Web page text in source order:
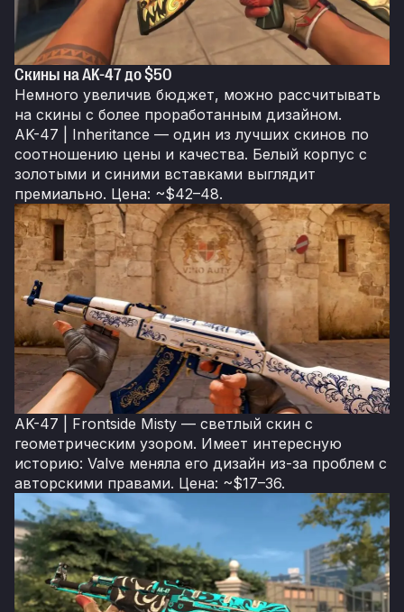
Скины на AK-47 до $50
Немного увеличив бюджет, можно рассчитывать
на скины с более проработанным дизайном.
AK-47 | Inheritance — один из лучших скинов по
соотношению цены и качества. Белый корпус с
золотыми и синими вставками выглядит
премиально. Цена: ~$42–48.
AK-47 | Frontside Misty — светлый скин с
геометрическим узором. Имеет интересную
историю: Valve меняла его дизайн из-за проблем с
авторскими правами. Цена: ~$17–36.